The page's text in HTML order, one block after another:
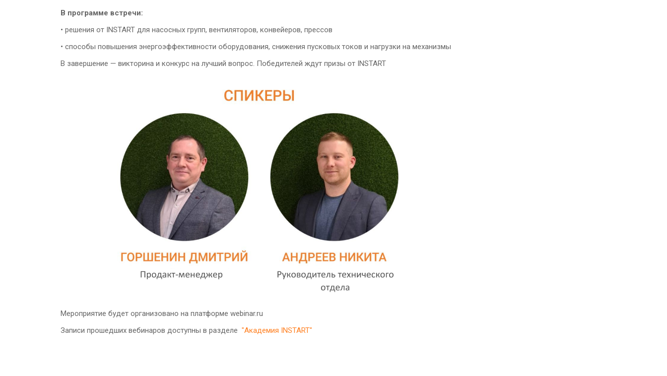
В программе встречи:
• решения от INSTART для насосных групп, вентиляторов, конвейеров, прессов
• способы повышения энергоэффективности оборудования, снижения пусковых токов и нагрузки на механизмы
В завершение — викторина и конкурс на лучший вопрос. Победителей ждут призы от INSTART
Мероприятие будет организовано на платформе webinar.ru
Записи прошедших вебинаров доступны в разделе "Академия INSTART"